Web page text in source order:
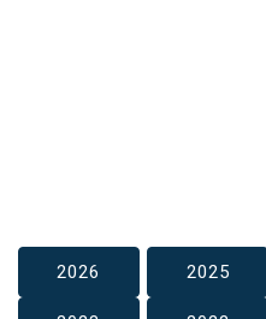
2026 2025